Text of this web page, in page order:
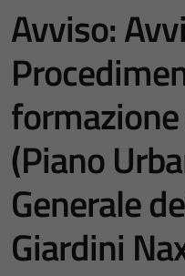
Avviso:
formazione
(Piano
Generale
Giardini